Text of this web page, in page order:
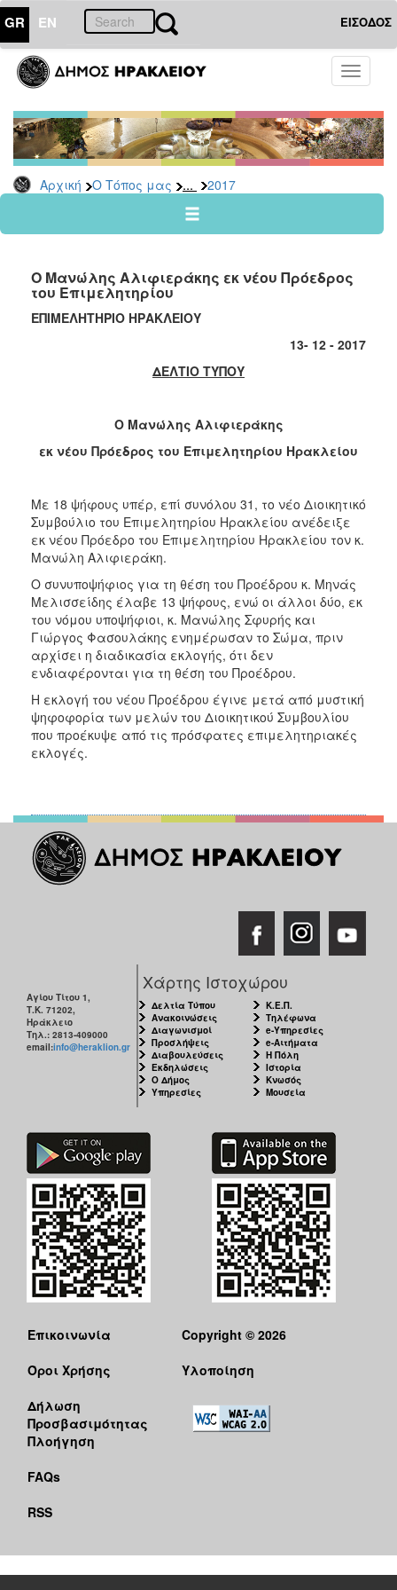
GR EN ΕΙΣΟΔΟΣ
Toggle
Αρχική Ο Τόπος μας ... 2017
ΤΟΠΟΣ
ΜΑΣ
Ανακοινώσεις
Αρχείο
2026
2024
2022
2021
2016
2012
2011
ΔΗΜΟΣ
ΠΟΛΙΤΙΣΜΟΣ
ΑΝΘΕΚΤΙΚΗ
ΠΟΛΗ
Ο Μανώλης Αλιφιεράκης εκ νέου Πρόεδρος
του Επιμελητηρίου
ΕΠΙΜΕΛΗΤΗΡΙΟ ΗΡΑΚΛΕΙΟΥ
13- 12 - 2017
ΔΕΛΤΙΟ ΤΥΠΟΥ
Ο Μανώλης Αλιφιεράκης
εκ νέου Πρόεδρος του Επιμελητηρίου Ηρακλείου
Με 18 ψήφους υπέρ, επί συνόλου 31, το νέο Διοικητικό
Συμβούλιο του Επιμελητηρίου Ηρακλείου ανέδειξε
εκ νέου Πρόεδρο του Επιμελητηρίου Ηρακλείου τον κ.
Μανώλη Αλιφιεράκη.
Ο συνυποψήφιος για τη θέση του Προέδρου κ. Μηνάς
Μελισσείδης έλαβε 13 ψήφους, ενώ οι άλλοι δύο, εκ
του νόμου υποψήφιοι, κ. Μανώλης Σφυρής και
Γιώργος Φασουλάκης ενημέρωσαν το Σώμα, πριν
αρχίσει η διαδικασία εκλογής, ότι δεν
ενδιαφέρονται για τη θέση του Προέδρου.
Η εκλογή του νέου Προέδρου έγινε μετά από μυστική
ψηφοφορία των μελών του Διοικητικού Συμβουλίου
που προέκυψε από τις πρόσφατες επιμελητηριακές
εκλογές.
Αγίου Τίτου 1,
Τ.Κ. 71202,
Ηράκλειο
Τηλ.: 2813-409000
email:info@heraklion.gr
Χάρτης Ιστοχώρου
Δελτία Τύπου
Ανακοινώσεις
Διαγωνισμοί
Προσλήψεις
Διαβουλεύσεις
Εκδηλώσεις
Ο Δήμος
Υπηρεσίες
Κ.Ε.Π.
Τηλέφωνα
e-Υπηρεσίες
e-Αιτήματα
Η Πόλη
Ιστορία
Κνωσός
Μουσεία
Επικοινωνία
Όροι Χρήσης
Δήλωση
Προσβασιμότητας
Πλοήγηση
FAQs
RSS
Copyright © 2026
Υλοποίηση